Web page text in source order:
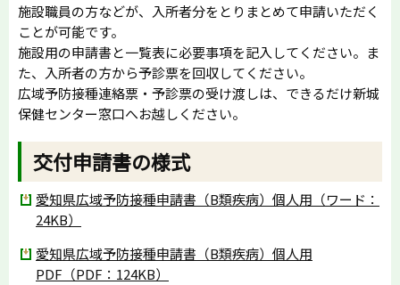
施設職員の方などが、入所者分をとりまとめて申請いただく
ことが可能です。
施設用の申請書と一覧表に必要事項を記入してください。ま
た、入所者の方から予診票を回収してください。
広域予防接種連絡票・予診票の受け渡しは、できるだけ新城
保健センター窓口へお越しください。
交付申請書の様式
愛知県広域予防接種申請書（B類疾病）個人用（ワード：
24KB）
愛知県広域予防接種申請書（B類疾病）個人用
PDF（PDF：124KB）